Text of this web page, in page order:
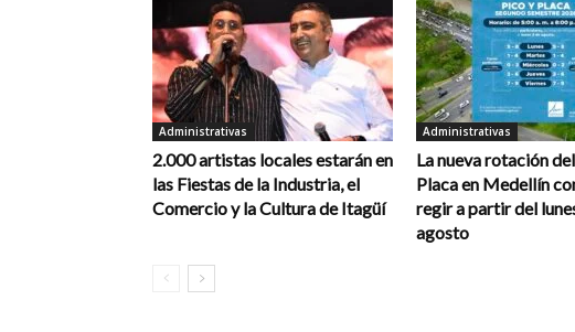
Administrativas
2.000 artistas locales estarán en
las Fiestas de la Industria, el
Comercio y la Cultura de Itagüí
Administrativas
La nueva rotación
Placa en Medellín
regir a partir del
agosto